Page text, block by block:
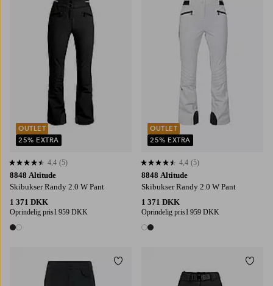
8848 Altitude
Skibukser Randy 2.0 W Pant
1 371 DKK
Oprindelig pris1 959 DKK
2 farver
4,4 baseret på 5 bedømmelser
4,4 (5)
OUTLET
25% EXTRA
8848 Altitude
Skibukser Randy 2.0 W Pant
1 371 DKK
Oprindelig pris1 959 DKK
2 farver
4,4 baseret på 5 bedømmelser
4,4 (5)
OUTLET
25% EXTRA
Tilføj til favoritter